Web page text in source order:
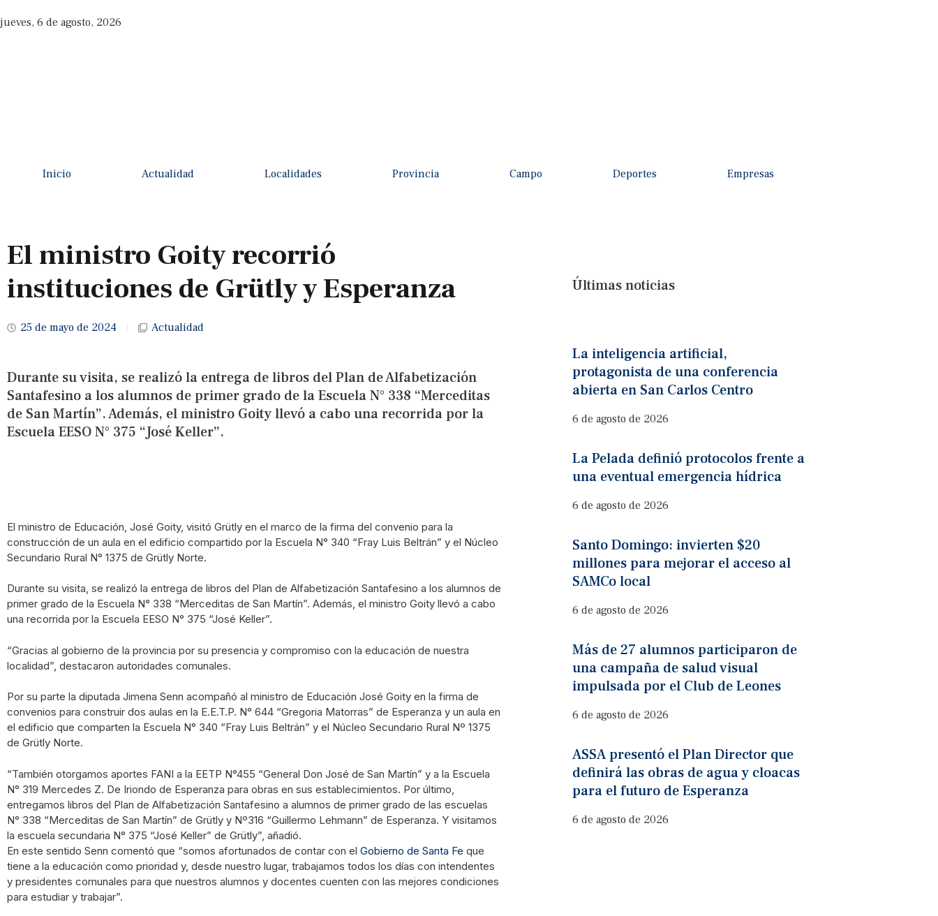
jueves, 6 de agosto, 2026
Inicio Actualidad Localidades Provincia Campo Deportes Empresas
El ministro Goity recorrió
instituciones de Grütly y Esperanza
25 de mayo de 2024 Actualidad
Durante su visita, se realizó la entrega de libros del Plan de Alfabetización
Santafesino a los alumnos de primer grado de la Escuela N° 338 “Merceditas
de San Martín”. Además, el ministro Goity llevó a cabo una recorrida por la
Escuela EESO N° 375 “José Keller”.
El ministro de Educación, José Goity, visitó Grütly en el marco de la firma del convenio para la
construcción de un aula en el edificio compartido por la Escuela N° 340 “Fray Luis Beltrán” y el Núcleo
Secundario Rural N° 1375 de Grütly Norte.
Durante su visita, se realizó la entrega de libros del Plan de Alfabetización Santafesino a los alumnos de
primer grado de la Escuela N° 338 “Merceditas de San Martín”. Además, el ministro Goity llevó a cabo
una recorrida por la Escuela EESO N° 375 “José Keller”.
“Gracias al gobierno de la provincia por su presencia y compromiso con la educación de nuestra
localidad”, destacaron autoridades comunales.
Por su parte la diputada Jimena Senn acompañó al ministro de Educación José Goity en la firma de
convenios para construir dos aulas en la E.E.T.P. N° 644 “Gregoria Matorras” de Esperanza y un aula en
el edificio que comparten la Escuela N° 340 “Fray Luis Beltrán” y el Núcleo Secundario Rural Nº 1375
de Grütly Norte.
“También otorgamos aportes FANI a la EETP N°455 “General Don José de San Martín” y a la Escuela
N° 319 Mercedes Z. De Iriondo de Esperanza para obras en sus establecimientos. Por último,
entregamos libros del Plan de Alfabetización Santafesino a alumnos de primer grado de las escuelas
N° 338 “Merceditas de San Martín” de Grütly y Nº316 “Guillermo Lehmann” de Esperanza. Y visitamos
la escuela secundaria N° 375 “José Keller” de Grütly”, añadió.
En este sentido Senn comentó que “somos afortunados de contar con el Gobierno de Santa Fe que
tiene a la educación como prioridad y, desde nuestro lugar, trabajamos todos los días con intendentes
y presidentes comunales para que nuestros alumnos y docentes cuenten con las mejores condiciones
para estudiar y trabajar”.
Últimas noticias
La inteligencia artificial,
protagonista de una conferencia
abierta en San Carlos Centro
6 de agosto de 2026
La Pelada definió protocolos frente a
una eventual emergencia hídrica
6 de agosto de 2026
Santo Domingo: invierten $20
millones para mejorar el acceso al
SAMCo local
6 de agosto de 2026
Más de 27 alumnos participaron de
una campaña de salud visual
impulsada por el Club de Leones
6 de agosto de 2026
ASSA presentó el Plan Director que
definirá las obras de agua y cloacas
para el futuro de Esperanza
6 de agosto de 2026